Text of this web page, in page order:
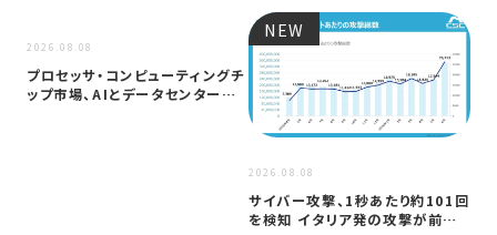
2026.08.08
プロセッサ・コンピューティングチ
ップ市場、AIとデータセンター需
NEW
2026.08.08
サイバー攻撃、1秒あたり約101回
を検知 イタリア発の攻撃が前年